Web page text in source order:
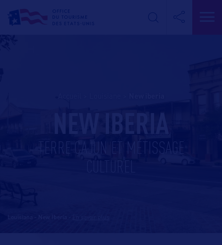
NEW IBERIA
TERRE CAJUN ET MÉTISSAGE
CULTUREL